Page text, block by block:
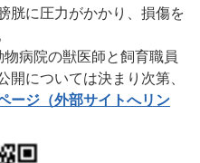
胱に圧力がかかり、損傷を
病院の獣医師と飼育職員
開については決まり次第、
ージ（外部サイトへリン